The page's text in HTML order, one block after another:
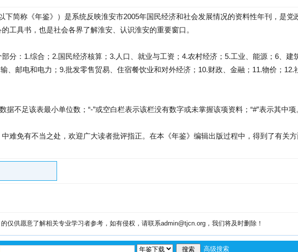
下简称《年鉴》）是系统反映淮安市2005年国民经济和社会发展情况的资料性年刊，是党
工具书，也是社会各界了解淮安、认识淮安的重要窗口。
分：1.综合；2.国民经济核算；3.人口、就业与工资；4.农村经济；5.工业、能源；6、建
、邮电和电力；9.批发零售贸易、住宿餐饮业和对外经济；10.财政、金融；11.物价；12.
据不足该表最小单位数；“-”或空白栏表示该栏没有数字或未掌握该项资料；“#”表示其中项
难免有不当之处，欢迎广大读者批评指正。在本《年鉴》编辑出版过程中，得到了有关
仅供愿意了解相关专业学习者参考，如有侵权，请联系admin@tjcn.org，我们将及时删除！
高级搜索